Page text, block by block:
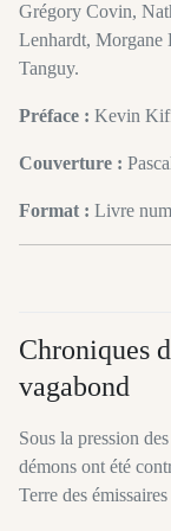
Grégory Covin,
Lenhardt, Morgane
Tanguy.
Préface : Kevin
Couverture :
Format : Livre
Chroniques
vagabond
Sous la pression
démons ont été
Terre des